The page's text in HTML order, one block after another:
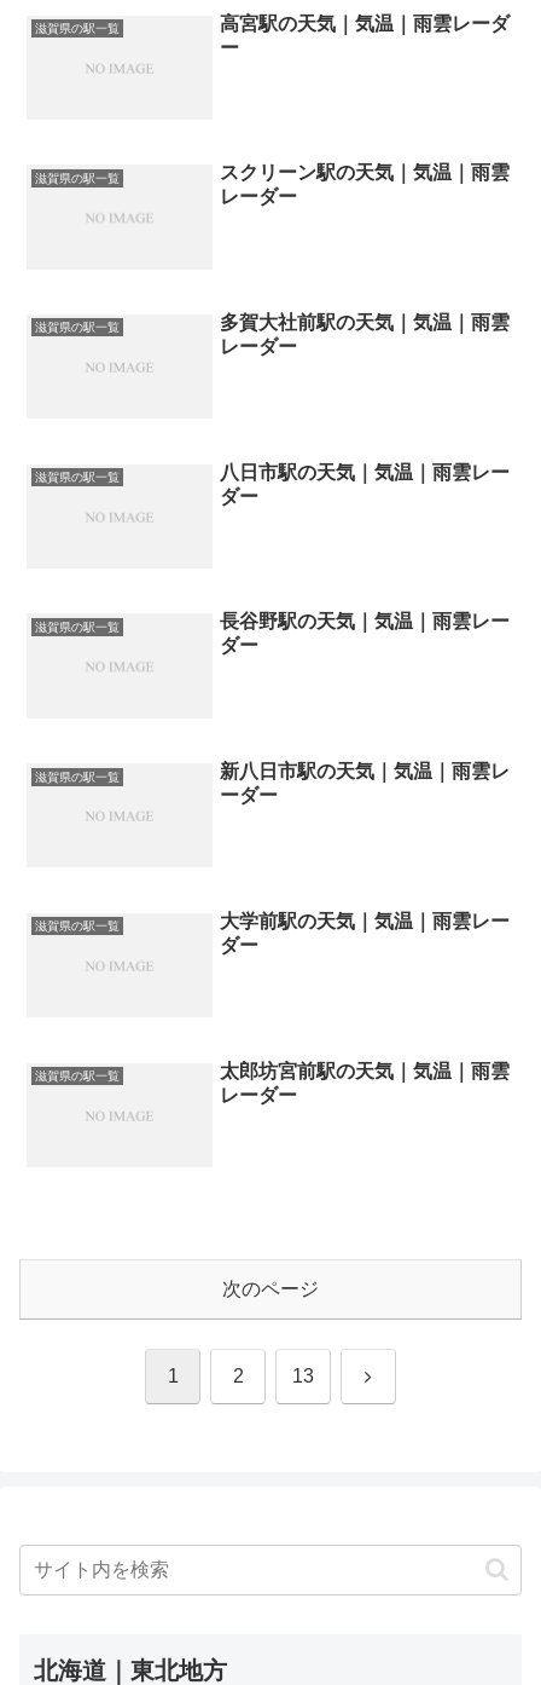
滋賀県の駅一覧
高宮駅の天気｜気温｜雨雲レーダ
ー
滋賀県の駅一覧
スクリーン駅の天気｜気温｜雨雲
レーダー
滋賀県の駅一覧
多賀大社前駅の天気｜気温｜雨雲
レーダー
滋賀県の駅一覧
八日市駅の天気｜気温｜雨雲レー
ダー
滋賀県の駅一覧
長谷野駅の天気｜気温｜雨雲レー
ダー
滋賀県の駅一覧
新八日市駅の天気｜気温｜雨雲レ
ーダー
滋賀県の駅一覧
大学前駅の天気｜気温｜雨雲レー
ダー
滋賀県の駅一覧
太郎坊宮前駅の天気｜気温｜雨雲
レーダー
次のページ
1 2 13 次
北海道｜東北地方